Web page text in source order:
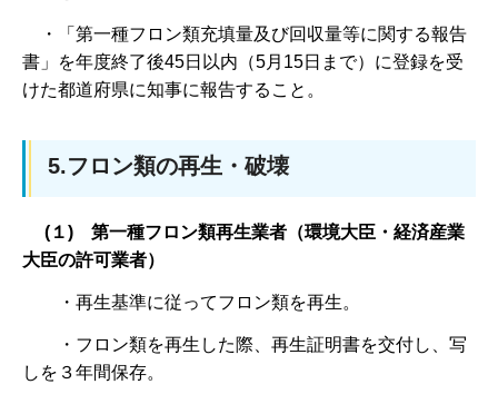
・「第一種フロン類充填量及び回収量等に関する報告
書」を年度終了後45日以内（5月15日まで）に登録を受
けた都道府県に知事に報告すること。
5.フロン類の再生・破壊
(１) 第一種フロン類再生業者（環境大臣・経済産業
大臣の許可業者）
・再生基準に従ってフロン類を再生。
・フロン類を再生した際、再生証明書を交付し、写
しを３年間保存。